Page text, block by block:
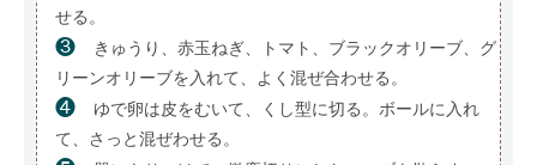
せる。
❸
きゅうり、赤玉ねぎ、トマト、ブラックオリーブ、グ
リーンオリーブを入れて、よく混ぜ合わせる。
❹
ゆで卵は皮をむいて、くし型に切る。ボールに入れ
て、さっと混ぜわせる。